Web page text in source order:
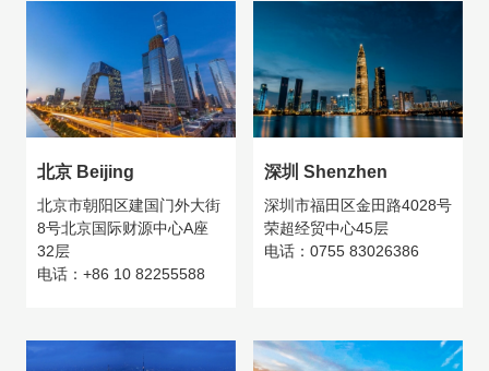
北京 Beijing
北京市朝阳区建国门外大街
8号北京国际财源中心A座
32层
电话：+86 10 82255588
深圳 Shenzhen
深圳市福田区金田路4028号
荣超经贸中心45层
电话：0755 83026386